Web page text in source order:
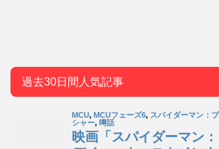
過去30日間人気記事